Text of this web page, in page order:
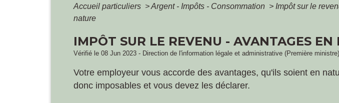
Accueil particuliers >Argent - Impôts - Consommation > Impôt sur le
nature
IMPÔT SUR LE REVENU - AVANTAGES EN
Vérifié le 08 Jun 2023 - Direction de l'information légale et administrative (Première ministre)
Votre employeur vous accorde des avantages, qu'ils soient en
donc imposables et vous devez les déclarer.